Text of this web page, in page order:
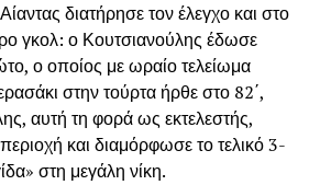
διατήρησε τον έλεγχο και στο
γκολ: ο Κουτσιανούλης έδωσε
ο οποίος με ωραίο τελείωμα
στην τούρτα ήρθε στο 82΄,
αυτή τη φορά ως εκτελεστής,
και διαμόρφωσε το τελικό 3-
στη μεγάλη νίκη.